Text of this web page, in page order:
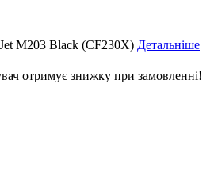
M203 Black (CF230X) Детальніше
отримує знижку при замовленні!